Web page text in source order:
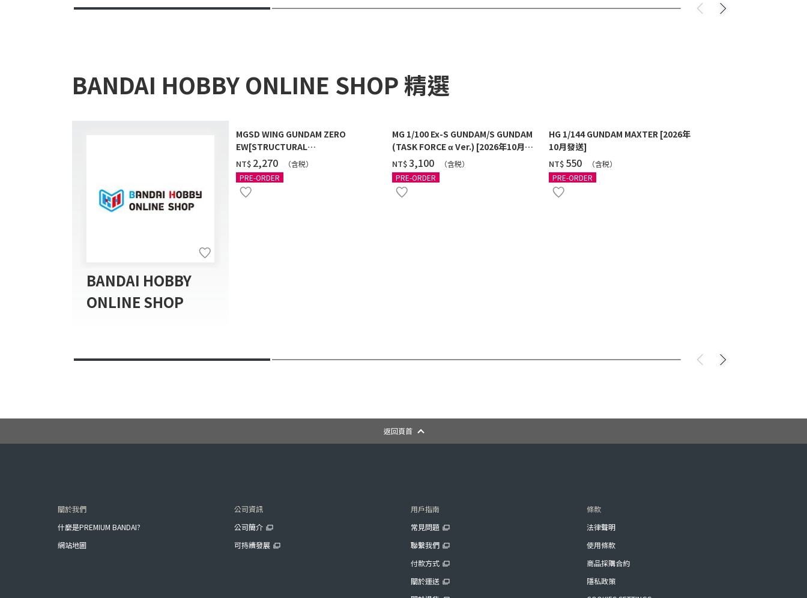
BANDAI HOBBY ONLINE SHOP 精選
BANDAI HOBBY
ONLINE SHOP
MGSD WING GUNDAM ZERO
EW[STRUCTURAL
COATING/BLACK] [2026年12月發送]
NT$ ‌2,270
（含税）
PRE-ORDER
MG 1/100 Ex-S GUNDAM/S GUNDAM
(TASK FORCE α Ver.) [2026年10月發
送]
NT$‌3,100
（含税）
PRE-ORDER
HG 1/144 GUNDAM MAXTER [2026年
10月發送]
NT$ ‌550
（含税）
PRE-ORDER
返回頁首
關於我們
什麼是PREMIUM BANDAI?
網站地圖
公司資訊
公司簡介
可持續發展
用戶指南
常見問題
聯繫我們
付款方式
關於運送
條款
法律聲明
使用條款
商品採購合約
隱私政策